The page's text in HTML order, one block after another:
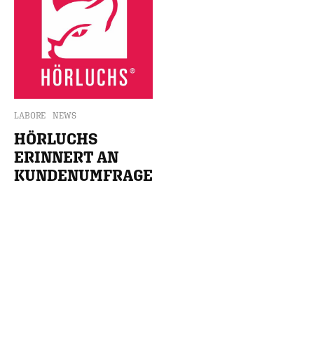
LABORE NEWS
HÖRLUCHS
ERINNERT AN
KUNDENUMFRAGE